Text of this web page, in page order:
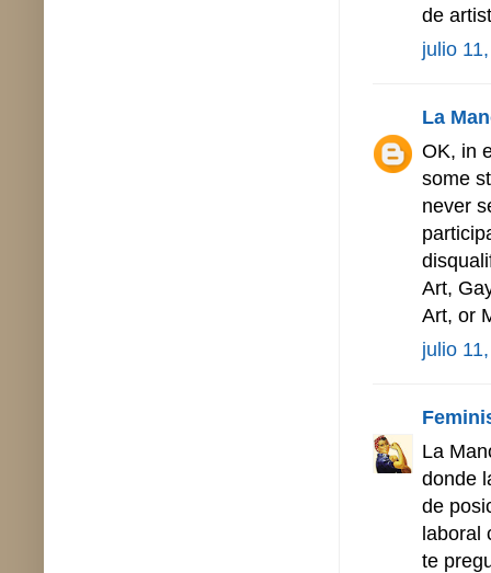
de
julio
La
OK, in
some
never
Art,
Art, or
julio
La
donde
de
laboral
te